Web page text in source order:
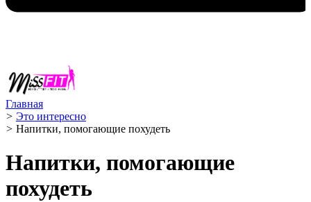
Главная
> Это интересно
> Напитки, помогающие похудеть
Напитки, помогающие
похудеть